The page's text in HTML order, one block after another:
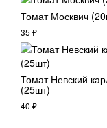
Томат Москвич
35 ₽
Томат Невский
(25шт)
40 ₽